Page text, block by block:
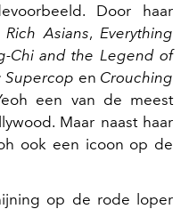
Door haar
Rich Asians, Everything
Chi and the Legend of
Supercop en Crouching
een van de meest
Maar naast haar
ook een icoon op de
op de rode loper